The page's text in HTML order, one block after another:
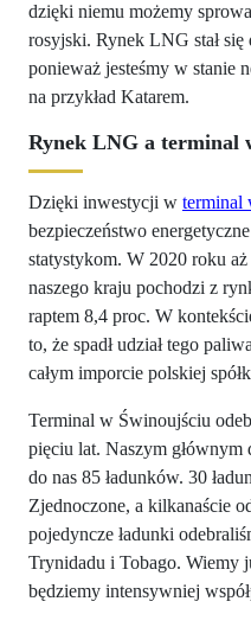
dzięki niemu możemy
rosyjski. Rynek LNG stał się
ponieważ jesteśmy w stanie
na przykład Katarem.
Rynek LNG a terminal
Dzięki inwestycji w terminal
bezpieczeństwo
statystykom. W 2020 roku
naszego kraju pochodzi z
raptem 8,4 proc. W
to, że spadł udział tego
całym imporcie polskiej
Terminal w Świnoujściu
pięciu lat. Naszym głównym
do nas 85 ładunków. 30
Zjednoczone, a kilkanaście
pojedyncze ładunki
Trynidadu i Tobago. Wiemy
będziemy intensywniej